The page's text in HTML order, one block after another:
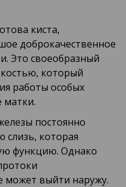
киста,
доброкачественное
Это своеобразный
который
работы особых
матки.
постоянно
которая
функцию. Однако
может выйти наружу.